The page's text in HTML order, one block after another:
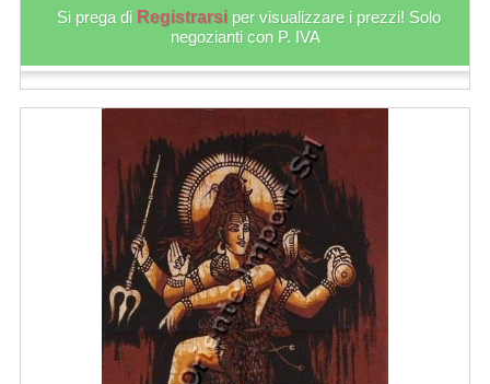
Si prega di Registrarsi per visualizzare i prezzi! Solo
negozianti con P. IVA